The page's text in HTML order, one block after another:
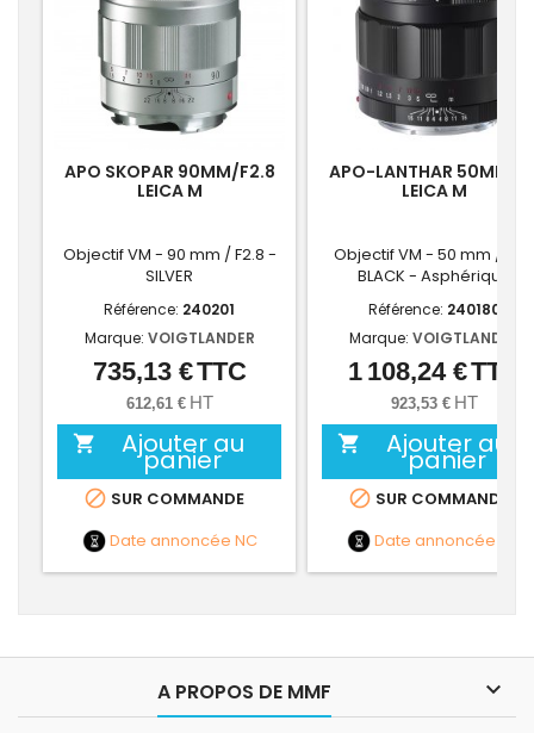
APO SKOPAR 90MM/F2.8
LEICA M
Objectif VM - 90 mm / F2.8 -
SILVER
Référence: 240201
Marque: VOIGTLANDER
Prix
735,13 €TTC
612,61 € HT
 Ajouter au
panier
 SUR COMMANDE
Date annoncée NC
APO-LANTHAR 50MM/
LEICA M
Objectif VM - 50 mm / F2 -
BLACK - Asphérique
Référence: 240180
Marque: VOIGTLANDER
Prix
1 108,24 €TTC
923,53 € HT
 Ajouter au
panier
 SUR COMMANDE
Date annoncée
A PROPOS DE MMF 